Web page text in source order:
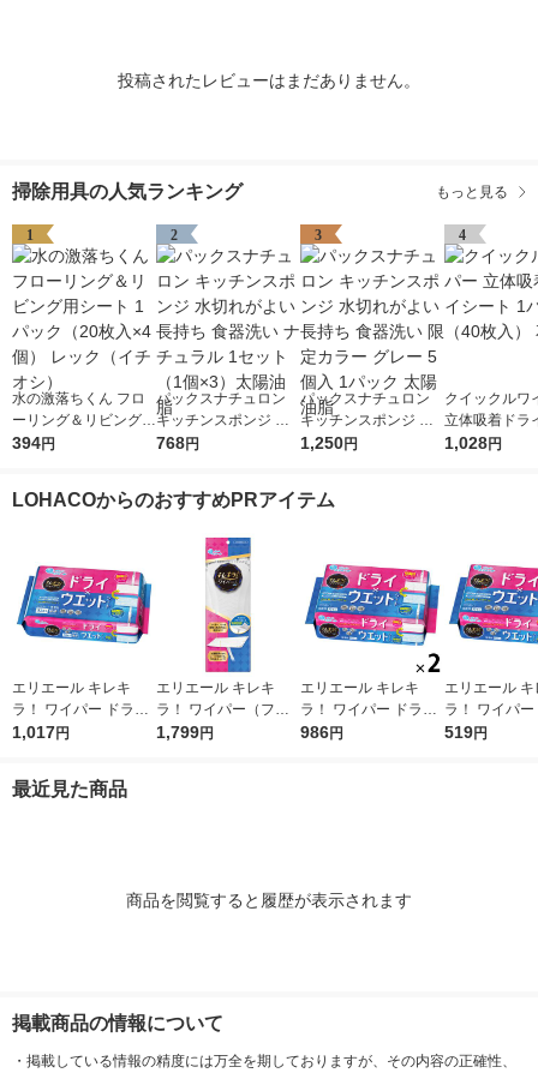
投稿されたレビューはまだありません。
掃除用具の人気ランキング もっと見る
1
水の激落ちくん フロ
ーリング＆リビング用
シート 1パック（20枚
394円
2
パックスナチュロン
キッチンスポンジ 水
切れがよい 長持ち 食
油脂
768円
3
パックスナチュロン
キッチンスポンジ 水
切れがよい 長持ち 食
陽油脂
1,250円
4
クイックルワ
立体吸着ドラ
1パック（40
1,028円
LOHACOからのおすすめPRアイテム
エリエール キレキ
ラ！ ワイパー ドライ
×ウエットシート 1パ
1,017円
エリエール キレキ
ラ！ ワイパー（フロ
ーリングワイパー）
1,799円
エリエール キレキ
ラ！ ワイパー ドライ
×ウエットシート 1セ
986円
エリエール キ
ラ！ ワイパ
×ウエットシ
519円
最近見た商品
商品を閲覧すると履歴が表示されます
掲載商品の情報について
・ 掲載している情報の精度には万全を期しておりますが、その内容の正確性、